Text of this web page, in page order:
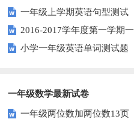
测试题
一年级上学期英语句型测试
题 2016-2017学年度第一学期一
起一年级英语期中试卷
小学一年级英语单词测试题
一年级数学最新试卷
一年级两位数加两位数13页